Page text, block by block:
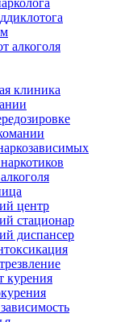
алкоголя
клиника
центр
стационар
диспансер
курения